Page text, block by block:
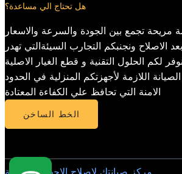
هل تحتاج الي مساعدة؟
مريحة تجمع بين الجودة والسرعة والاسعار
الاصلاح ونجنبكم التجارب السيئةالتي تهدر
لكم الحلول التقنية و قطع الغيار الاصلية
اللازمة لأجهزتكم المنزلية في الحدود
الامنة التي تحافظ علي الكفاءة المعتادة
الخط الساخن
مركز صيانتك لاصلاح الاجهزة المنزلية